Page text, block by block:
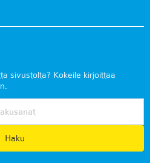
sivustolta? Kokeile kirjoittaa